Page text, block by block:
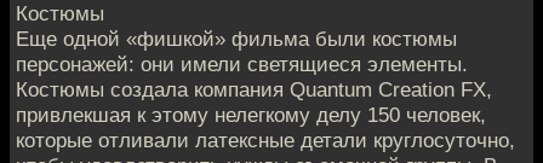
Костюмы
Еще одной «фишкой» фильма были костюмы
персонажей: они имели светящиеся элементы.
Костюмы создала компания Quantum Creation FX,
привлекшая к этому нелегкому делу 150 человек,
которые отливали латексные детали круглосуточно,